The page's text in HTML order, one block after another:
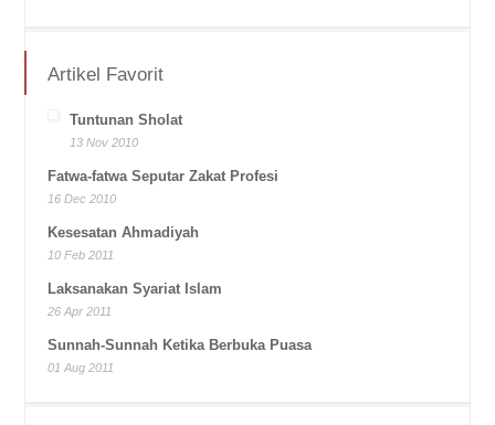
Artikel Favorit
Tuntunan Sholat
13 Nov 2010
Fatwa-fatwa Seputar Zakat Profesi
16 Dec 2010
Kesesatan Ahmadiyah
10 Feb 2011
Laksanakan Syariat Islam
26 Apr 2011
Sunnah-Sunnah Ketika Berbuka Puasa
01 Aug 2011